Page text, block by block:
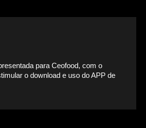
para Ceofood, com o
o download e uso do APP de